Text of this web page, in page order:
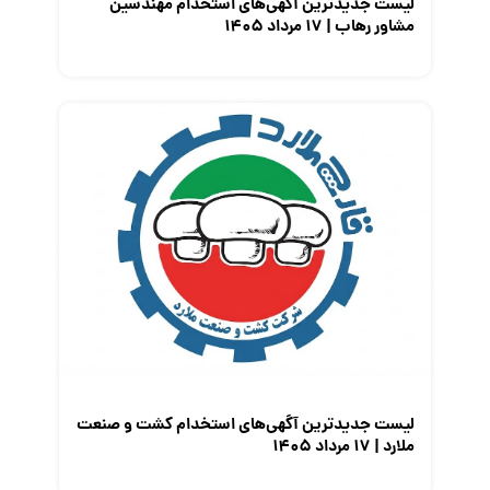
لیست جدیدترین آگهی‌های استخدام مهندسین
مشاور رهاب | ۱۷ مرداد ۱۴۰۵
لیست جدیدترین آگهی‌های استخدام کشت و صنعت
ملارد | ۱۷ مرداد ۱۴۰۵